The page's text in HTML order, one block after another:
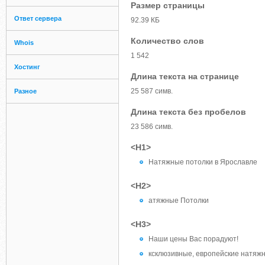
Ответ сервера
Whois
Хостинг
Разное
Размер страницы
92.39 КБ
Количество слов
1 542
Длина текста на странице
25 587 симв.
Длина текста без пробелов
23 586 симв.
<H1>
Натяжные потолки в Ярославле
<H2>
атяжные Потолки
<H3>
Наши цены Вас порадуют!
ксклюзивные, европейские